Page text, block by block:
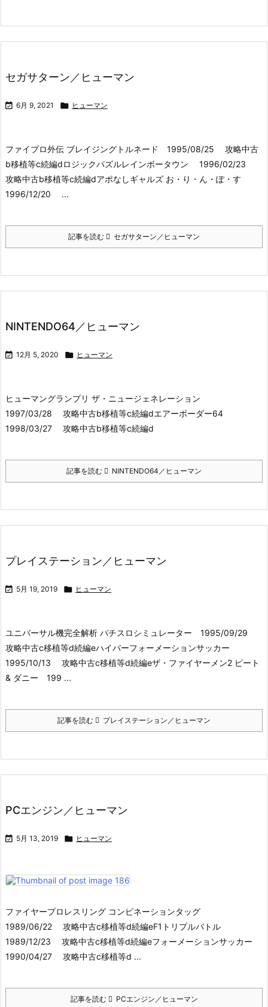
セガサターン／ヒューマン
 6月 9, 2021  ヒューマン
ファイプロ外伝 ブレイジングトルネード 1995/08/25 攻略中古
b移植等c続編dロジックパズルレインボータウン 1996/02/23
攻略中古b移植等c続編dアポなしギャルズ お・り・ん・ぽ・す
1996/12/20 ...
記事を読む セガサターン／ヒューマン
NINTENDO64／ヒューマン
 12月 5, 2020  ヒューマン
ヒューマングランプリ ザ・ニュージェネレーション
1997/03/28 攻略中古b移植等c続編dエアーボーダー64
1998/03/27 攻略中古b移植等c続編d
記事を読む NINTENDO64／ヒューマン
プレイステーション／ヒューマン
 5月 19, 2019  ヒューマン
ユニバーサル機完全解析 パチスロシミュレーター 1995/09/29
攻略中古c移植等d続編eハイパーフォーメーションサッカー
1995/10/13 攻略中古c移植等d続編eザ・ファイヤーメン2 ピート
& ダニー 199 ...
記事を読む プレイステーション／ヒューマン
PCエンジン／ヒューマン
 5月 13, 2019  ヒューマン
ファイヤープロレスリング コンビネーションタッグ
1989/06/22 攻略中古c移植等d続編eF1トリプルバトル
1989/12/23 攻略中古c移植等d続編eフォーメーションサッカー
1990/04/27 攻略中古c移植等d ...
記事を読む PCエンジン／ヒューマン